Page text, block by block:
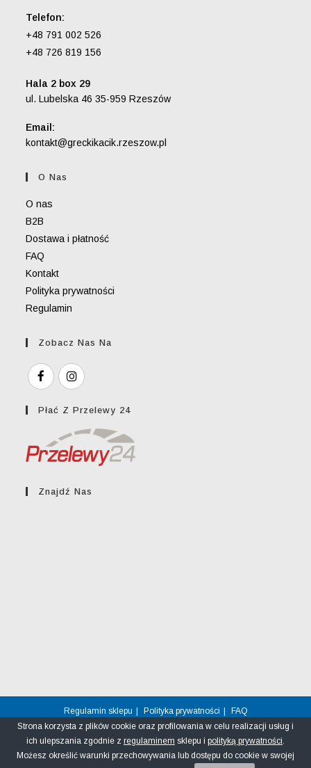
Telefon:
+48 791 002 526
+48 726 819 156
Hala 2 box 29
ul. Lubelska 46 35-959 Rzeszów
Email:
kontakt@greckikacik.rzeszow.pl
O Nas
O nas
B2B
Dostawa i płatność
FAQ
Kontakt
Polityka prywatności
Regulamin
Zobacz Nas Na
Płać Z Przelewy 24
Znajdź Nas
Regulamin sklepu Polityka prywatności FAQ
Strona korzysta z plików cookie oraz profilowania w celu realizacji usług i
ich ulepszania zgodnie z regulaminem sklepu i polityką prywatności.
Możesz określić warunki przechowywania lub dostępu do cookie w swojej